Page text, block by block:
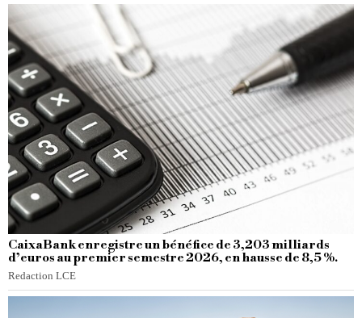
CaixaBank enregistre un bénéfice de 3,203 milliards
d’euros au premier semestre 2026, en hausse de 8,5 %.
Redaction LCE